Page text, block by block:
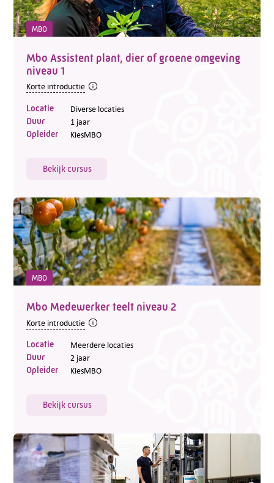
MBO
Mbo Assistent plant, dier of groene omgeving
niveau 1
Korte introductie
Locatie Diverse locaties
Duur 1 jaar
Opleider KiesMBO
Bekijk cursus
MBO
Mbo Medewerker teelt niveau 2
Korte introductie
Locatie Meerdere locaties
Duur 2 jaar
Opleider KiesMBO
Bekijk cursus